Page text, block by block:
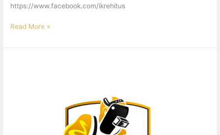
https://www.facebook.com/ikrehitus
Read More »